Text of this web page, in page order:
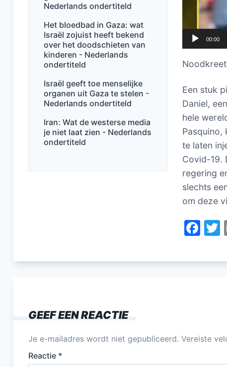
Nederlands ondertiteld
Het bloedbad in Gaza: wat
Israël zojuist heeft bekend
over het doodschieten van
kinderen - Nederlands
ondertiteld
Israël geeft toe menselijke
organen uit Gaza te stelen -
Nederlands ondertiteld
Iran: Wat de westerse media
je niet laat zien - Nederlands
ondertiteld
00:00
Een stuk
Daniel,
hele
Pasquino,
te laten
Covid-19.
regering
slechts
om deze
F
c
k
GEEF EEN REACTIE
Je e-mailadres wordt niet gepubliceerd. Vereiste
Reactie *